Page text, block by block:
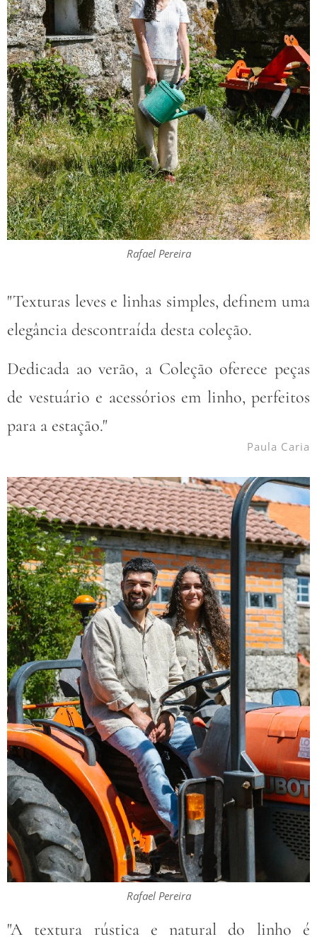
Rafael Pereira
"Texturas leves e linhas simples, definem uma
elegância descontraída desta coleção.
Dedicada ao verão, a Coleção oferece peças
de vestuário e acessórios em linho, perfeitos
para a estação."
Paula Caria
Rafael Pereira
"A textura rústica e natural do linho é